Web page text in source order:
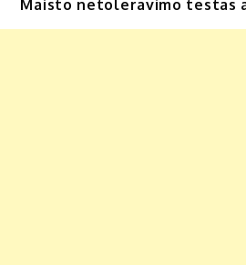
Maisto netoleravimo testas